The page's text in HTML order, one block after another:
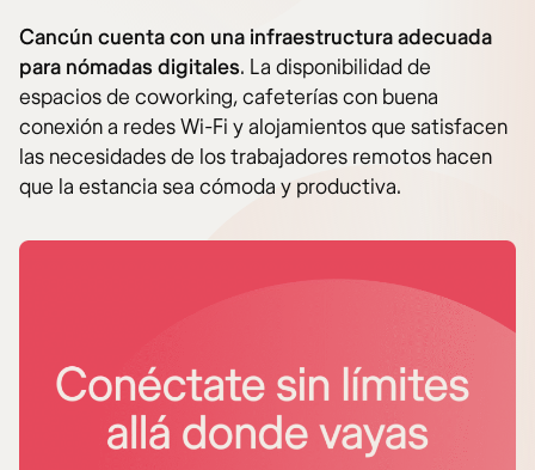
Cancún cuentacon una infraestructura adecuada
para nómadas digitales. La disponibilidad de
espacios de coworking, cafeterías con buena
conexión a redes Wi-Fi y alojamientos que satisfacen
las necesidades de los trabajadores remotos hacen
que la estancia sea cómoda y productiva.